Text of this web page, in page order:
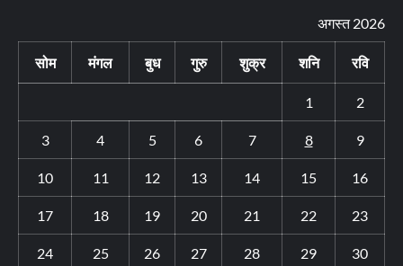
अगस्त 2026
सोम मंगल बुध गुरु शुक्र शनि रवि
1 2
3 4 5 6 7 8 9
10 11 12 13 14 15 16
17 18 19 20 21 22 23
24 25 26 27 28 29 30